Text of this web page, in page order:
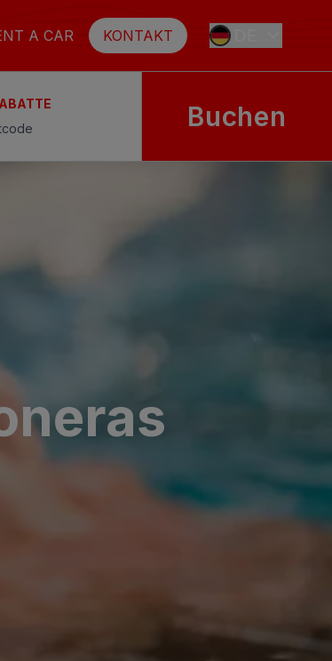
A CAR KONTAKT
Buchen